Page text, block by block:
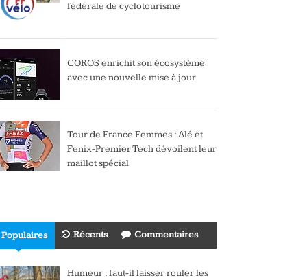
fédérale de cyclotourisme
COROS enrichit son écosystème
avec une nouvelle mise à jour
Tour de France Femmes : Alé et
Fenix-Premier Tech dévoilent leur
maillot spécial
Populaires Récents Commentaires
Humeur : faut-il laisser rouler les